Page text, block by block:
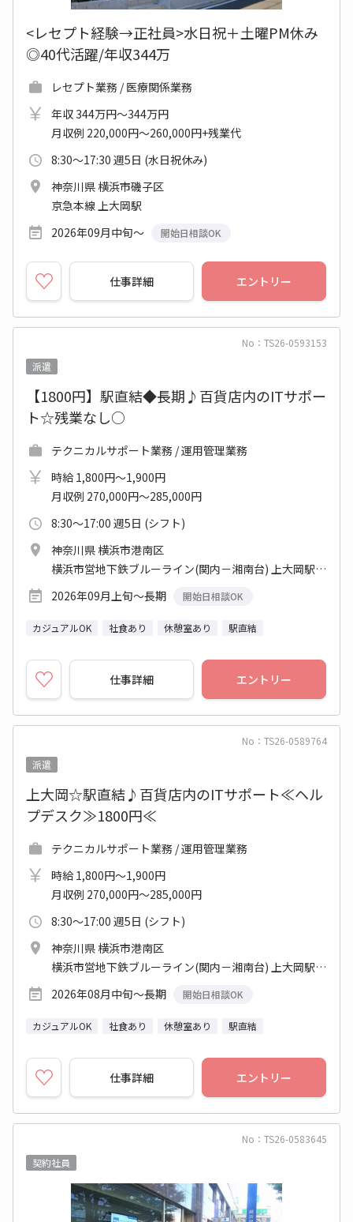
<レセプト経験→正社員>水日祝＋土曜PM休み
◎40代活躍/年収344万
レセプト業務 / 医療関係業務
年収 344万円～344万円
月収例 220,000円～260,000円+残業代
8:30～17:30 週5日 (水日祝休み)
神奈川県 横浜市磯子区
京急本線 上大岡駅
2026年09月中旬～
開始日相談OK
仕事詳細 エントリー
No：TS26-0593153
派遣
【1800円】駅直結◆長期♪百貨店内のITサポー
ト☆残業なし○
テクニカルサポート業務 / 運用管理業務
時給 1,800円～1,900円
月収例 270,000円～285,000円
8:30～17:00 週5日 (シフト)
神奈川県 横浜市港南区
横浜市営地下鉄ブルーライン(関内－湘南台) 上大岡駅 他
2026年09月上旬～長期
開始日相談OK
カジュアルOK 社食あり 休憩室あり 駅直結
仕事詳細 エントリー
No：TS26-0589764
派遣
上大岡☆駅直結♪百貨店内のITサポート≪ヘル
プデスク≫1800円≪
テクニカルサポート業務 / 運用管理業務
時給 1,800円～1,900円
月収例 270,000円～285,000円
8:30～17:00 週5日 (シフト)
神奈川県 横浜市港南区
横浜市営地下鉄ブルーライン(関内－湘南台) 上大岡駅 他
2026年08月中旬～長期
開始日相談OK
カジュアルOK 社食あり 休憩室あり 駅直結
仕事詳細 エントリー
No：TS26-0583645
契約社員